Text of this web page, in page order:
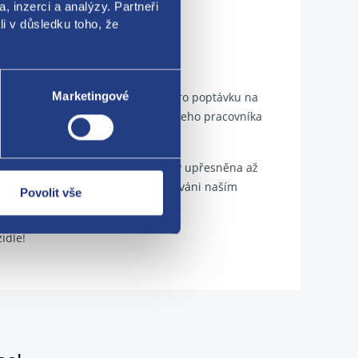
inzerci a analýzy. Partneři
v důsledku toho, že
Marketingové
Povolit vše
ilustrativní fotografii. Pro poptávku na
kontaktujte předem našeho pracovníka
zásilek cena dopravy upřesněna až
před odesláním zásilky informováni naším